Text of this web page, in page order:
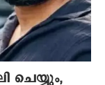
ചെയ്യും,